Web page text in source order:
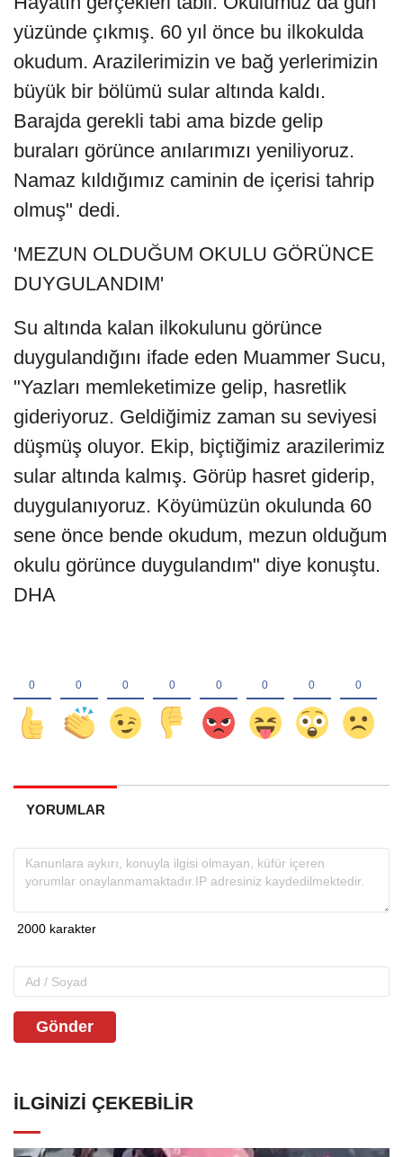
yüzünde çıkmış. 60 yıl önce bu ilkokulda
okudum. Arazilerimizin ve bağ yerlerimizin
büyük bir bölümü sular altında kaldı.
Barajda gerekli tabi ama bizde gelip
buraları görünce anılarımızı yeniliyoruz.
Namaz kıldığımız caminin de içerisi tahrip
olmuş" dedi.
'MEZUN OLDUĞUM OKULU GÖRÜNCE
DUYGULANDIM'
Su altında kalan ilkokulunu görünce
duygulandığını ifade eden Muammer Sucu,
"Yazları memleketimize gelip, hasretlik
gideriyoruz. Geldiğimiz zaman su seviyesi
düşmüş oluyor. Ekip, biçtiğimiz arazilerimiz
sular altında kalmış. Görüp hasret giderip,
duygulanıyoruz. Köyümüzün okulunda 60
sene önce bende okudum, mezun olduğum
okulu görünce duygulandım" diye konuştu.
DHA
YORUMLAR
Gönder
İLGINIZI ÇEKEBILIR